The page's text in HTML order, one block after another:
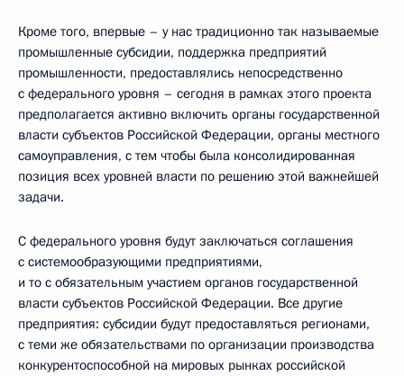
Кроме того, впервые – у нас традиционно так называемые
промышленные субсидии, поддержка предприятий
промышленности, предоставлялись непосредственно
с федерального уровня – сегодня в рамках этого проекта
предполагается активно включить органы государственной
власти субъектов Российской Федерации, органы местного
самоуправления, с тем чтобы была консолидированная
позиция всех уровней власти по решению этой важнейшей
задачи.
С федерального уровня будут заключаться соглашения
с системообразующими предприятиями,
и то с обязательным участием органов государственной
власти субъектов Российской Федерации. Все другие
предприятия: субсидии будут предоставляться регионами,
с теми же обязательствами по организации производства
конкурентоспособной на мировых рынках российской